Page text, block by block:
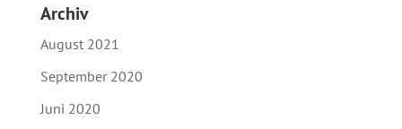
Archiv
August 2021
September 2020
Juni 2020